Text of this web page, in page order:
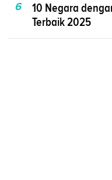
6
10 Negara
Terbaik 2025